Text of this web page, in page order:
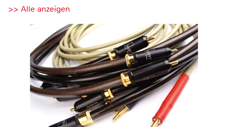
>> Alle anzeigen